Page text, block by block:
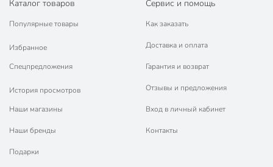
Каталог товаров
Популярные товары
Избранное
Спецпредложения
История просмотров
Наши магазины
Наши бренды
Подарки
Сервис и помощь
Как заказать
Доставка и оплата
Гарантия и возврат
Отзывы и предложения
Вход в личный кабинет
Контакты